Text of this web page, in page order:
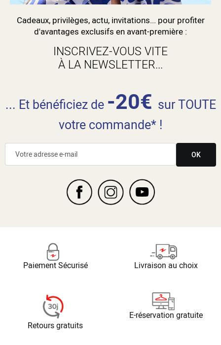
Cadeaux, privilèges, actu, invitations... pour profiter
d'avantages exclusifs en avant-première :
INSCRIVEZ-VOUS VITE
À LA NEWSLETTER...
... Et bénéficiez de -20€ sur TOUTE
votre commande* !
OK
Paiement Sécurisé Livraison au choix
Retours gratuits
E-réservation gratuite